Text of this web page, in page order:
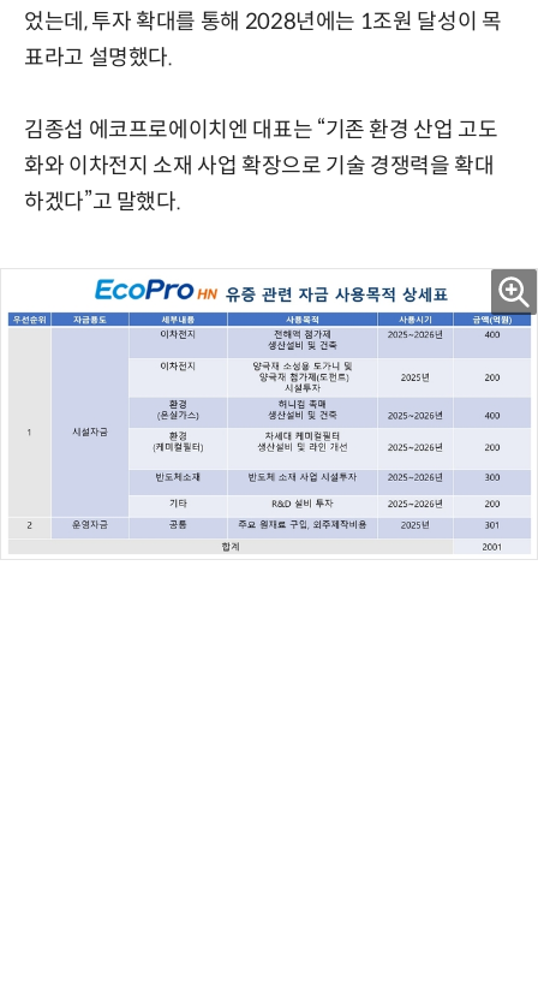
었는데, 투자 확대를 통해 2028년에는 1조원 달성이 목
표라고 설명했다.
김종섭 에코프로에이치엔 대표는 “기존 환경 산업 고도
화와 이차전지 소재 사업 확장으로 기술 경쟁력을 확대
하겠다”고 말했다.